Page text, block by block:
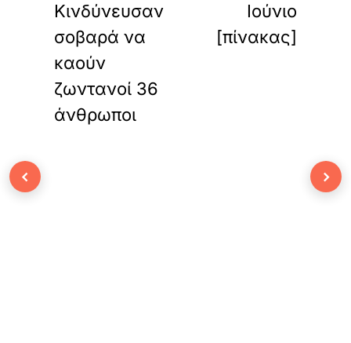
Κινδύνευσαν
σοβαρά να
καούν
ζωντανοί 36
άνθρωποι
Ιούνιο
[πίνακας]
‹ ›